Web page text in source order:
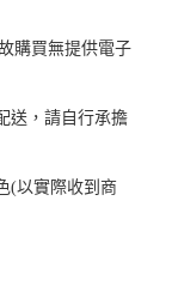
購買無提供電子
送，請自行承擔
(以實際收到商